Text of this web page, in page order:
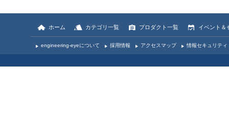
ホーム カテゴリ一覧 プロダクト一覧 イベント＆
engineering-eyeについて 採用情報 アクセスマップ 情報セキュリテ